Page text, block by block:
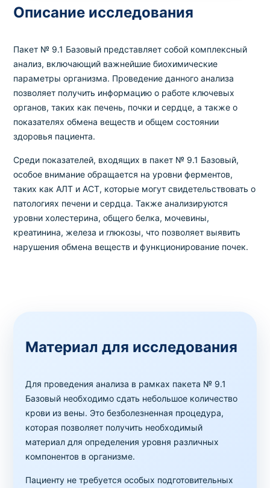
Описание исследования
Пакет № 9.1 Базовый представляет собой комплексный
анализ, включающий важнейшие биохимические
параметры организма. Проведение данного анализа
позволяет получить информацию о работе ключевых
органов, таких как печень, почки и сердце, а также о
показателях обмена веществ и общем состоянии
здоровья пациента.
Среди показателей, входящих в пакет № 9.1 Базовый,
особое внимание обращается на уровни ферментов,
таких как АЛТ и АСТ, которые могут свидетельствовать о
патологиях печени и сердца. Также анализируются
уровни холестерина, общего белка, мочевины,
креатинина, железа и глюкозы, что позволяет выявить
нарушения обмена веществ и функционирование почек.
Материал для исследования
Для проведения анализа в рамках пакета № 9.1
Базовый необходимо сдать небольшое количество
крови из вены. Это безболезненная процедура,
которая позволяет получить необходимый
материал для определения уровня различных
компонентов в организме.
Пациенту не требуется особых подготовительных
консультацию .
* Администрация клиники принимает все меры для
своевременного обновления размещённого на сайте
прайс-листа. Однако, чтобы избежать возможных
недоразумений, рекомендуем уточнять стоимость и
сроки выполнения исследований по телефонам,
указанным на сайте.